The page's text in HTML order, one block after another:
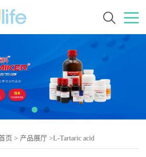
页 > 产品展厅 >L-Tartaric acid